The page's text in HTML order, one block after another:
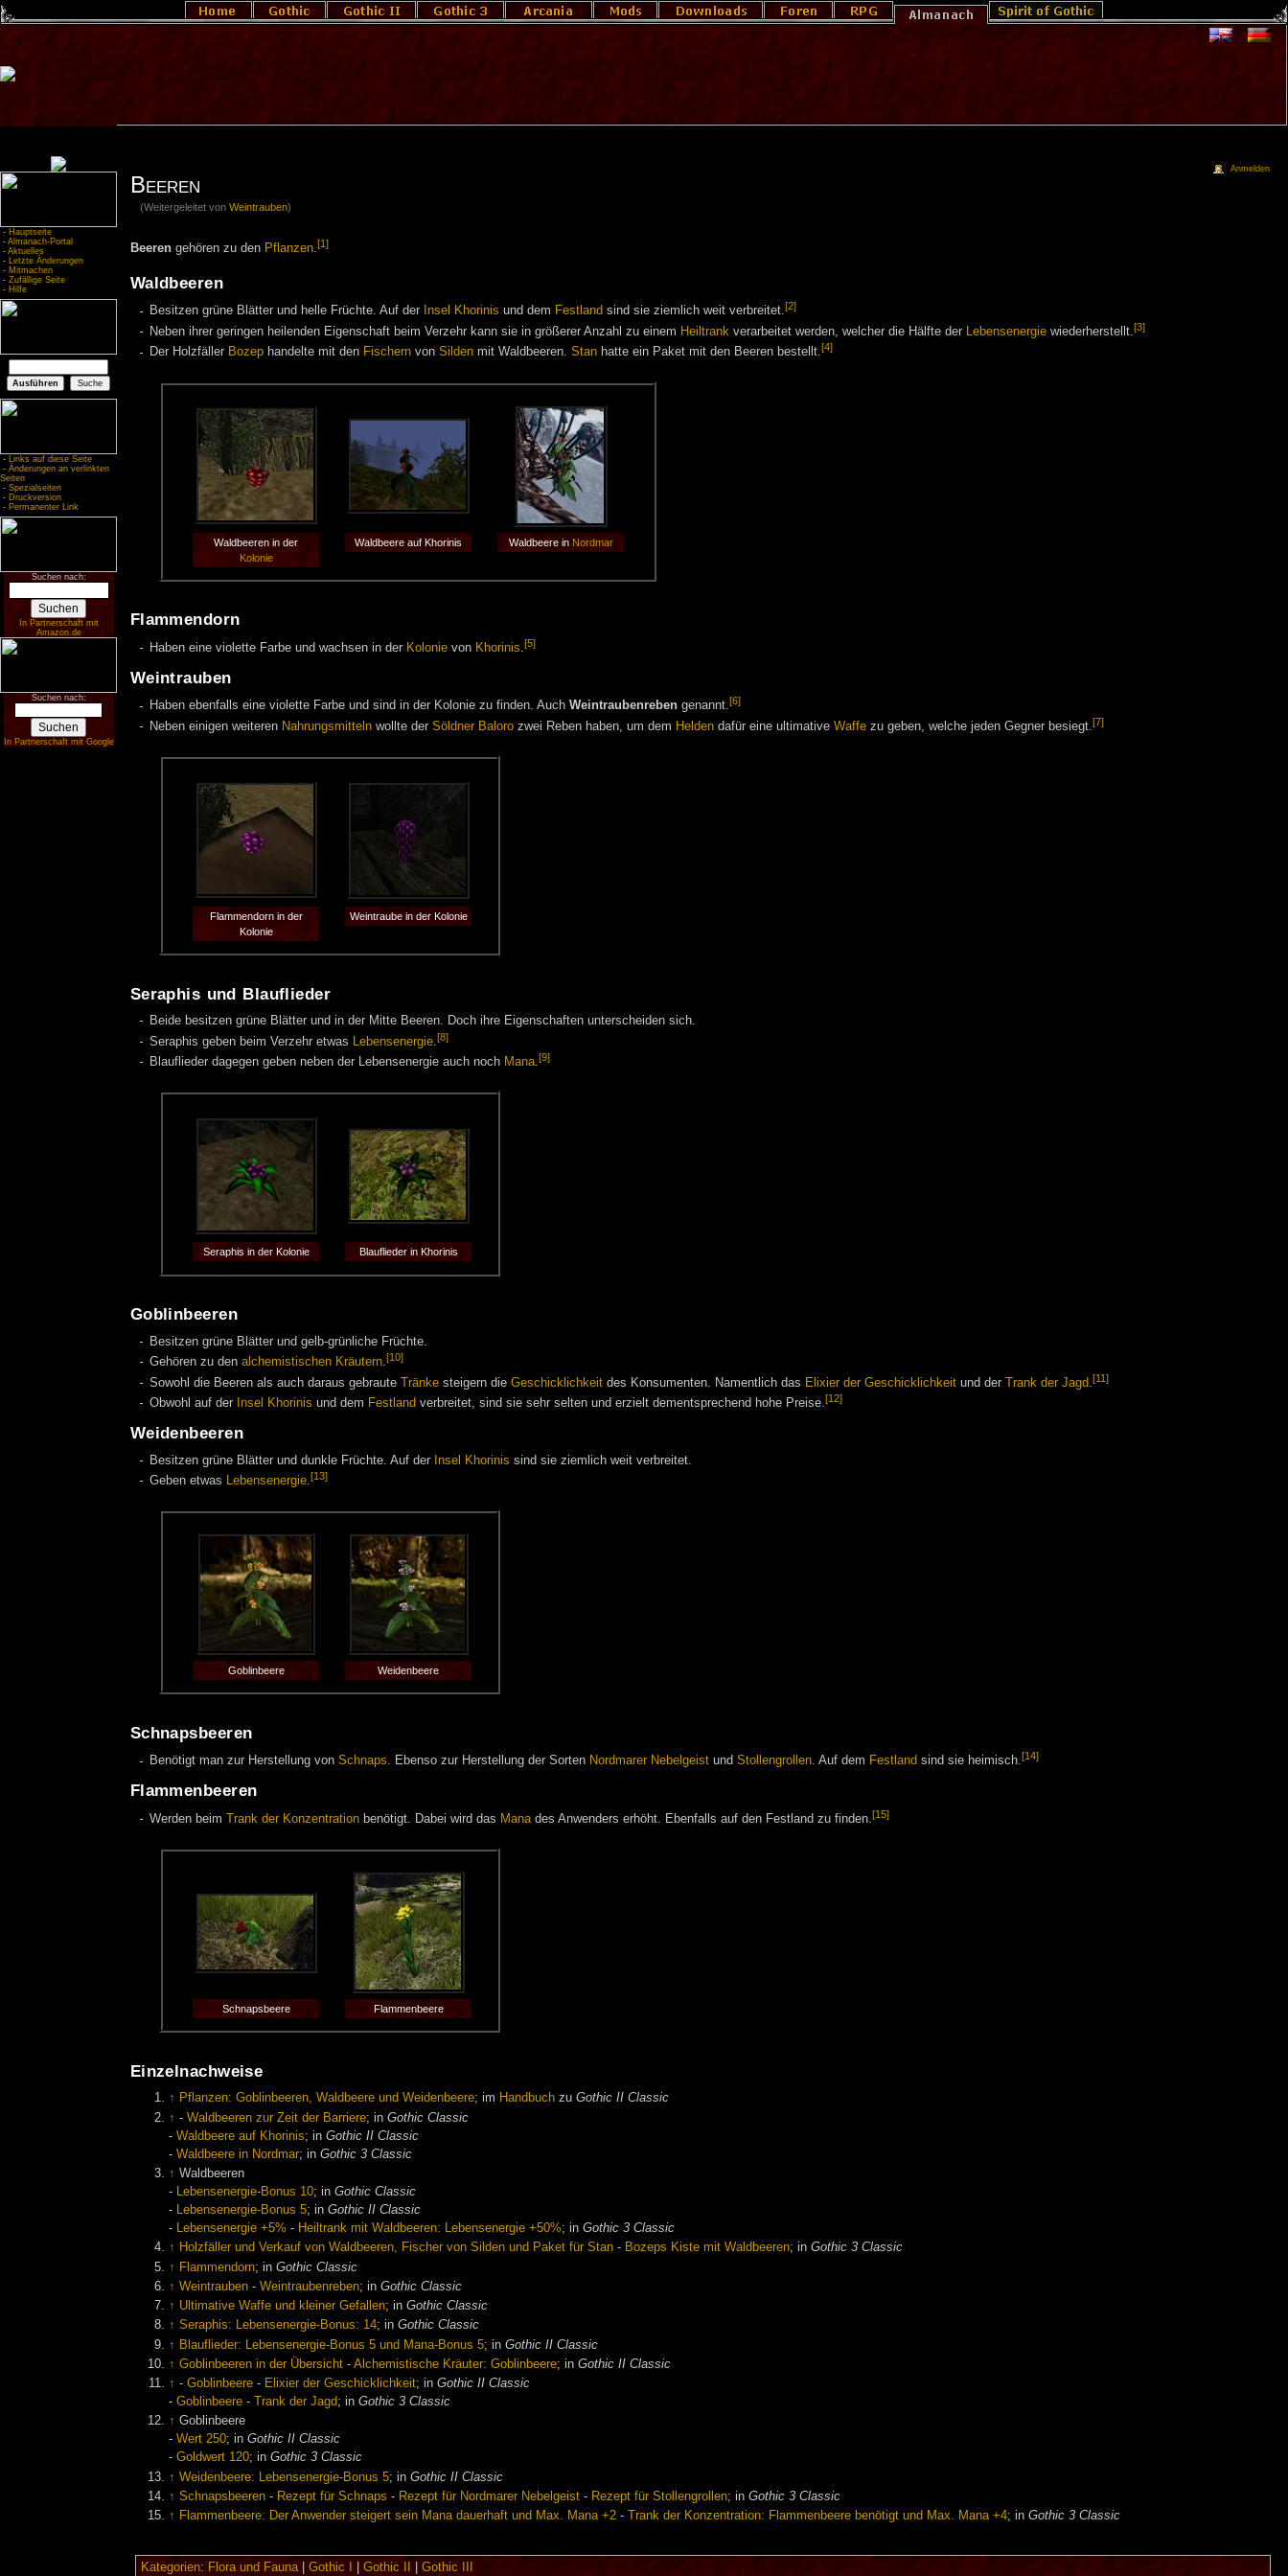
- Hauptseite
- Almanach-Portal
- Aktuelles
- Letzte Änderungen
- Mitmachen
- Zufällige Seite
- Hilfe
- Links auf diese Seite
- Änderungen an verlinkten
Seiten
- Spezialseiten
- Druckversion
- Permanenter Link
Suchen nach:
In Partnerschaft mit
Amazon.de
Suchen nach:
In Partnerschaft mit Google
Beeren
(Weitergeleitet vonWeintrauben)
Beerengehören zu den Pflanzen.[1]
Waldbeeren
Besitzen grüne Blätter und helle Früchte. Auf der Insel Khorinis und dem Festland sind sie ziemlich weit verbreitet.[2]
Neben ihrer geringen heilenden Eigenschaft beim Verzehr kann sie in größerer Anzahl zu einem Heiltrank verarbeitet werden, welcher die Hälfte der Lebensenergie wiederherstellt.[3]
Der Holzfäller Bozep handelte mit den Fischern von Silden mit Waldbeeren. Stan hatte ein Paket mit den Beeren bestellt.[4]
Waldbeeren in der
Kolonie
Waldbeere auf Khorinis Waldbeere in Nordmar
Flammendorn
Haben eine violette Farbe und wachsen in der Kolonie von Khorinis.[5]
Weintrauben
Haben ebenfalls eine violette Farbe und sind in der Kolonie zu finden. Auch Weintraubenreben genannt.[6]
Neben einigen weiteren Nahrungsmitteln wollte der Söldner Baloro zwei Reben haben, um dem Helden dafür eine ultimative Waffe zu geben, welche jeden Gegner besiegt.[7]
Flammendorn in der
Kolonie
Weintraube in der Kolonie
Seraphis und Blauflieder
Beide besitzen grüne Blätter und in der Mitte Beeren. Doch ihre Eigenschaften unterscheiden sich.
Seraphis geben beim Verzehr etwas Lebensenergie.[8]
Blauflieder dagegen geben neben der Lebensenergie auch noch Mana.[9]
Seraphis in der Kolonie Blauflieder in Khorinis
Goblinbeeren
Besitzen grüne Blätter und gelb-grünliche Früchte.
Gehören zu den alchemistischen Kräutern.[10]
Sowohl die Beeren als auch daraus gebraute Tränke steigern die Geschicklichkeit des Konsumenten. Namentlich das Elixier der Geschicklichkeit und der Trank der Jagd [11]
Obwohl auf der Insel Khorinis und dem Festland verbreitet, sind sie sehr selten und erzielt dementsprechend hohe Preise.[12]
Weidenbeeren
Besitzen grüne Blätter und dunkle Früchte. Auf der Insel Khorinis sind sie ziemlich weit verbreitet.
Geben etwas Lebensenergie.[13]
Goblinbeere Weidenbeere
Schnapsbeeren
Benötigt man zur Herstellung von Schnaps. Ebenso zur Herstellung der Sorten Nordmarer Nebelgeist und Stollengrollen. Auf dem Festland sind sie heimisch.[14]
Flammenbeeren
Werden beim Trank der Konzentration benötigt. Dabei wird das Manades Anwenders erhöht. Ebenfalls auf den Festland zu finden.[15]
Schnapsbeere Flammenbeere
Einzelnachweise
↑ Pflanzen: Goblinbeeren, Waldbeere und Weidenbeere; im Handbuch zuGothic II Classic
↑ -Waldbeeren zur Zeit der Barriere; inGothic Classic
-Waldbeere auf Khorinis; inGothic II Classic
-Waldbeere in Nordmar; inGothic 3 Classic
↑ Waldbeeren
- Lebensenergie-Bonus 10; inGothic Classic
- Lebensenergie-Bonus 5; inGothic II Classic
- Lebensenergie +5% - Heiltrank mit Waldbeeren: Lebensenergie +50%; inGothic 3 Classic
↑ Holzfäller und Verkauf von Waldbeeren, Fischer von Silden und Paket für Stan - Bozeps Kiste mit Waldbeeren; inGothic 3 Classic
↑ Flammendorn; inGothic Classic
↑ Weintrauben -Weintraubenreben; inGothic Classic
↑ Ultimative Waffe und kleiner Gefallen; inGothic Classic
↑ Seraphis: Lebensenergie-Bonus: 14; inGothic Classic
↑ Blauflieder: Lebensenergie-Bonus 5 und Mana-Bonus 5; inGothic II Classic
↑ Goblinbeeren in der Übersicht -Alchemistische Kräuter: Goblinbeere; inGothic II Classic
↑ -Goblinbeere - Elixier der Geschicklichkeit; inGothic II Classic
-Goblinbeere - Trank der Jagd; inGothic 3 Classic
↑ Goblinbeere
-Wert 250; inGothic II Classic
-Goldwert 120; inGothic 3 Classic
↑ Weidenbeere: Lebensenergie-Bonus 5; inGothic II Classic
↑ Schnapsbeeren - Rezept für Schnaps - Rezept für Nordmarer Nebelgeist - Rezept für Stollengrollen; inGothic 3 Classic
↑ Flammenbeere: Der Anwender steigert sein Mana dauerhaft und Max. Mana +2 - Trank der Konzentration: Flammenbeere benötigt und Max. Mana +4; inGothic 3 Classic
Kategorien: Flora und Fauna| Gothic I Gothic II Gothic III
Anmelden